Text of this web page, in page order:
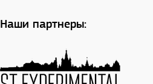
Наши партнеры: